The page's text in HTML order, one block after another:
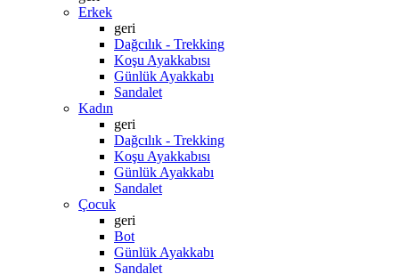
Erkek
geri
Dağcılık - Trekking
Koşu Ayakkabısı
Günlük Ayakkabı
Sandalet
Kadın
geri
Dağcılık - Trekking
Koşu Ayakkabısı
Günlük Ayakkabı
Sandalet
Çocuk
geri
Bot
Günlük Ayakkabı
Sandalet